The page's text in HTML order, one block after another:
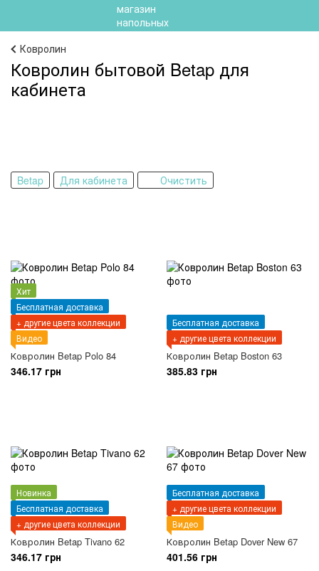
Ковролин
Ковролин бытовой Betap для
кабинета
Betap Для кабинета Очистить
Хит
Бесплатная доставка
+ другие цвета коллекции
Видео
Ковролин Betap Polo 84
346.17 грн
Бесплатная доставка
+ другие цвета коллекции
Ковролин Betap Boston 63
385.83 грн
Новинка
Бесплатная доставка
+ другие цвета коллекции
Ковролин Betap Tivano 62
346.17 грн
Бесплатная доставка
+ другие цвета коллекции
Видео
Ковролин Betap Dover New 67
401.56 грн